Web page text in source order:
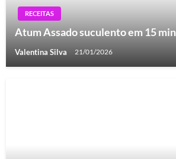
RECEITAS
Atum Assado suculento em 15 min
Valentina Silva 21/01/2026